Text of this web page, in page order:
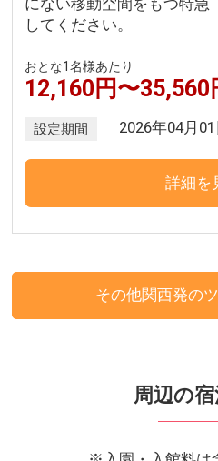
してください。
おとな1名様あたり
12,160円〜35,560
設定期間 2026年04月
詳細を
その他関西発の
周辺の